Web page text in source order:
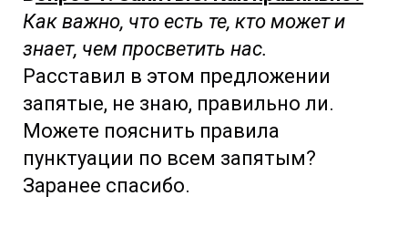
Как важно, что есть те, кто может и
знает, чем просветить нас.
Расставил в этом предложении
запятые, не знаю, правильно ли.
Можете пояснить правила
пунктуации по всем запятым?
Заранее спасибо.